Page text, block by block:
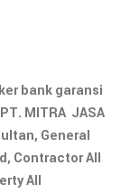
bank garansi
MITRA JASA
General
Contractor All
All